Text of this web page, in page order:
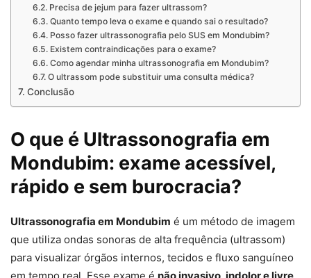
Precisa de jejum para fazer ultrassom?
Quanto tempo leva o exame e quando sai o resultado?
Posso fazer ultrassonografia pelo SUS em Mondubim?
Existem contraindicações para o exame?
Como agendar minha ultrassonografia em Mondubim?
O ultrassom pode substituir uma consulta médica?
Conclusão
O que é Ultrassonografia em
Mondubim: exame acessível,
rápido e sem burocracia?
Ultrassonografia em Mondubim é um método de imagem
que utiliza ondas sonoras de alta frequência (ultrassom)
para visualizar órgãos internos, tecidos e fluxo sanguíneo